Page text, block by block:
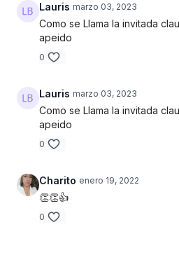
Lauris marzo 03, 2023
Como se Llama la invitada
apeido
0
Lauris marzo 03, 2023
Como se Llama la invitada
apeido
0
Charito enero 19, 2022
👏👏👍
0